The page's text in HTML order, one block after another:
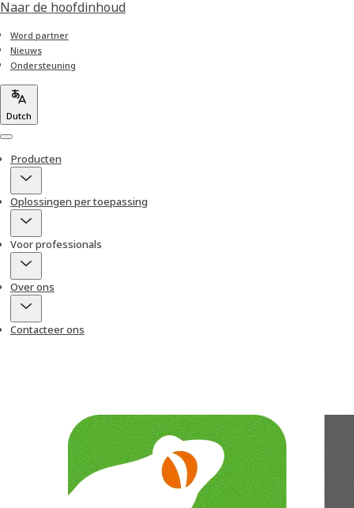
Naar de hoofdinhoud
Word partner
Nieuws
Ondersteuning
Dutch
Menu
Producten
Oplossingen per toepassing
Voor professionals
Over ons
Contacteer ons